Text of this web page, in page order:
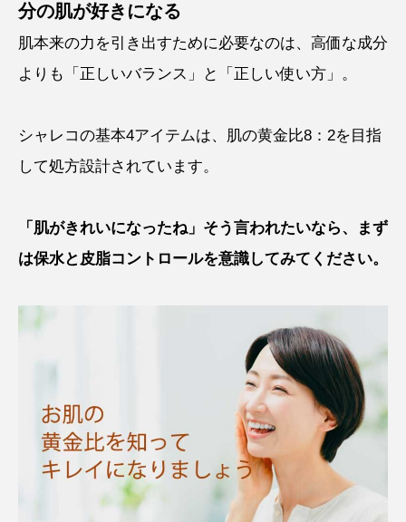
分の肌が好きになる
肌本来の力を引き出すために必要なのは、高価な成分
よりも「正しいバランス」と「正しい使い方」。
シャレコの基本4アイテムは、肌の黄金比8：2を目指
して処方設計されています。
「肌がきれいになったね」そう言われたいなら、まず
は保水と皮脂コントロールを意識してみてください。